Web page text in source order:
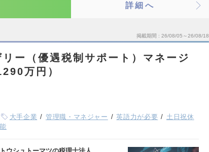
詳細へ
掲載期間 26/08/05～26/08/18
ー（優遇税制サポート）マネージ
万円）
大手企業 管理職・マネジャー 英語力が必要
土日祝休